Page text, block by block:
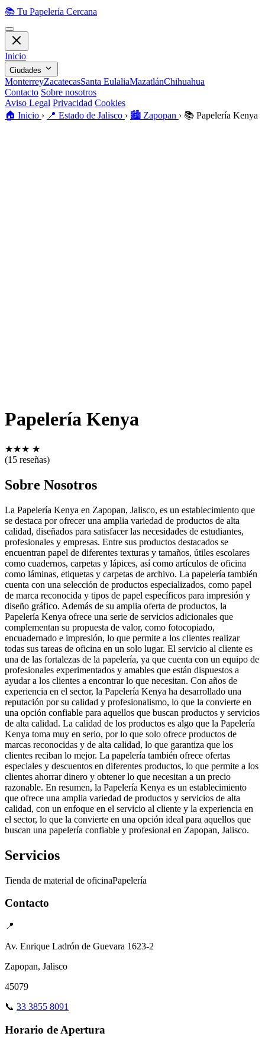
📚 Tu Papelería Cercana
Inicio
Ciudades
MonterreyZacatecasSanta EulaliaMazatlánChihuahua
Contacto Sobre nosotros
Aviso Legal Privacidad Cookies
🏠️ Inicio › 📍 Estado de Jalisco › 🏙️ Zapopan › 📚 Papelería Kenya
Papelería Kenya
★★★ ★
(15 reseñas)
Sobre Nosotros
La Papelería Kenya en Zapopan, Jalisco, es un establecimiento que
se destaca por ofrecer una amplia variedad de productos de alta
calidad, diseñados para satisfacer las necesidades de estudiantes,
profesionales y empresas. Entre sus productos destacados se
encuentran papel de diferentes texturas y tamaños, útiles escolares
como cuadernos, carpetas y lápices, así como artículos de oficina
como láminas, etiquetas y carpetas de archivo. La papelería también
cuenta con una selección de productos especializados, como papel
de marca reconocida y tipos de papel específicos para impresión y
diseño gráfico. Además de su amplia oferta de productos, la
Papelería Kenya ofrece una serie de servicios adicionales que
complementan su propuesta de valor, como fotocopiado,
encuadernado e impresión, lo que permite a los clientes realizar
todas sus tareas de oficina en un solo lugar. El servicio al cliente es
una de las fortalezas de la papelería, ya que cuenta con un equipo de
profesionales experimentados y amables que están dispuestos a
ayudar a los clientes a encontrar lo que necesitan. Con años de
experiencia en el sector, la Papelería Kenya ha desarrollado una
reputación por su calidad y profesionalismo, lo que la convierte en
una opción confiable para aquellos que buscan productos y servicios
de alta calidad. La calidad de los productos es algo que la Papelería
Kenya toma muy en serio, por lo que solo ofrece productos de
marcas reconocidas y de alta calidad, lo que garantiza que los
clientes reciban lo mejor. La papelería también ofrece ofertas
especiales y descuentos en diferentes productos, lo que permite a los
clientes ahorrar dinero y obtener lo que necesitan a un precio
razonable. En resumen, la Papelería Kenya es un establecimiento
que ofrece una amplia variedad de productos y servicios de alta
calidad, con un enfoque en el servicio al cliente y la experiencia en
el sector, lo que la convierte en una opción ideal para aquellos que
buscan una papelería confiable y profesional en Zapopan, Jalisco.
Servicios
Tienda de material de oficinaPapelería
Contacto
📍
Av. Enrique Ladrón de Guevara 1623-2
Zapopan, Jalisco
45079
📞 33 3855 8091
Horario de Apertura